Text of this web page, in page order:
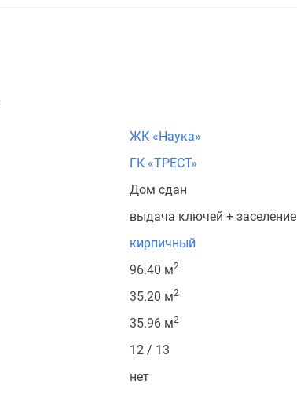
ЖК «Наука»
ГК «ТРЕСТ»
Дом сдан
выдача ключей + заселение
кирпичный
96.40 м2
35.20 м2
35.96 м2
12 / 13
нет